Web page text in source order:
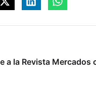
a la Revista